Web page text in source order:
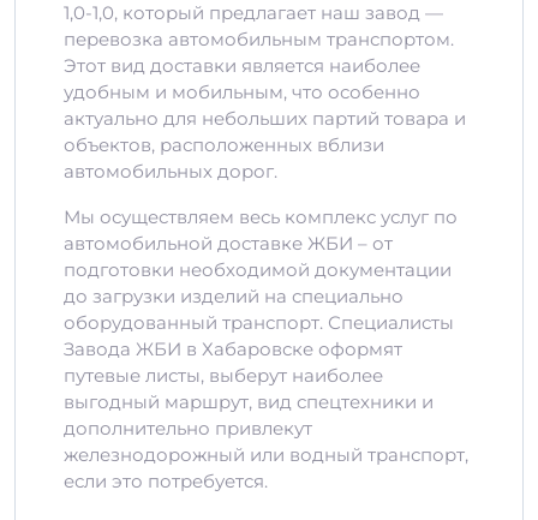
1,0-1,0, который предлагает наш завод —
перевозка автомобильным транспортом.
Этот вид доставки является наиболее
удобным и мобильным, что особенно
актуально для небольших партий товара и
объектов, расположенных вблизи
автомобильных дорог.
Мы осуществляем весь комплекс услуг по
автомобильной доставке ЖБИ – от
подготовки необходимой документации
до загрузки изделий на специально
оборудованный транспорт. Специалисты
Завода ЖБИ в Хабаровске оформят
путевые листы, выберут наиболее
выгодный маршрут, вид спецтехники и
дополнительно привлекут
железнодорожный или водный транспорт,
если это потребуется.